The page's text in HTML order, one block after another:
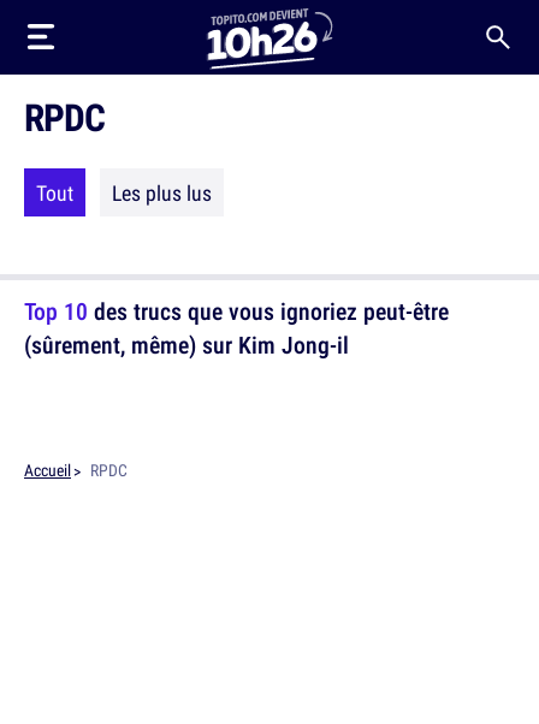
RPDC
Tout Les plus lus
Top 10 des trucs que vous ignoriez peut-être
(sûrement, même) sur Kim Jong-il
Accueil RPDC